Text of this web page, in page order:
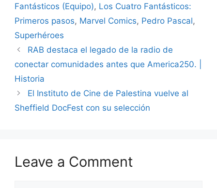
Fantásticos (Equipo), Los Cuatro Fantásticos:
Primeros pasos, Marvel Comics, Pedro Pascal,
Superhéroes
RAB destaca el legado de la radio de
conectar comunidades antes que America250. |
Historia
El Instituto de Cine de Palestina vuelve al
Sheffield DocFest con su selección
Leave a Comment